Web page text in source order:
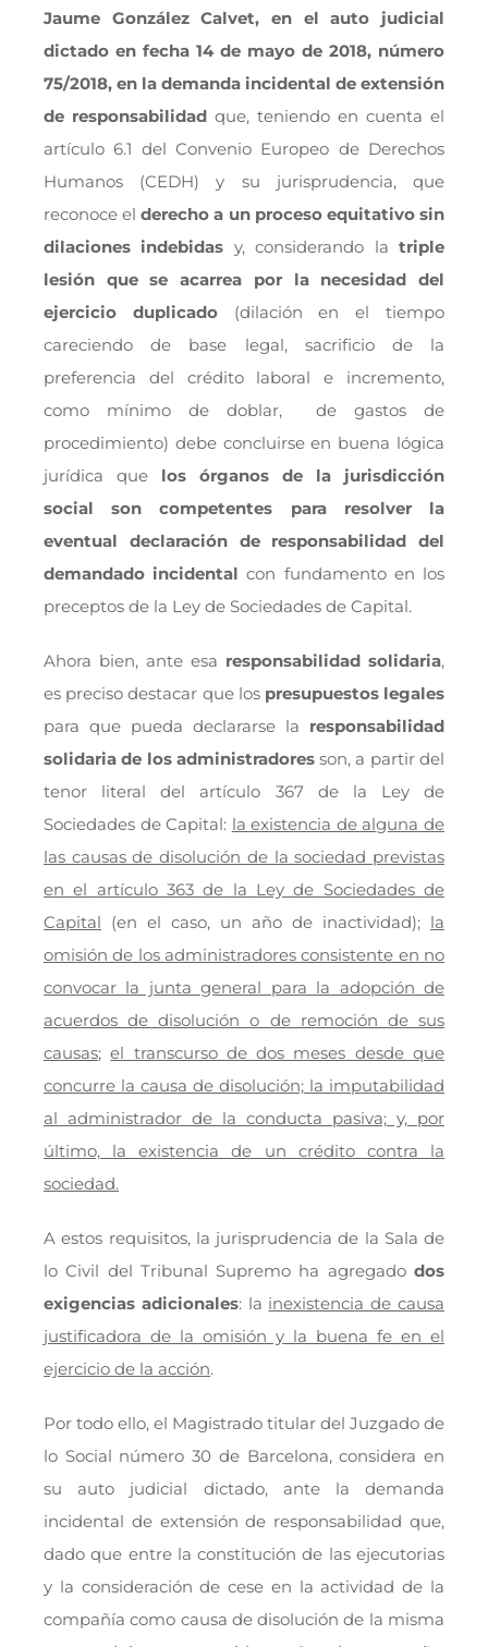
Jaume González Calvet, en el auto judicial
dictado en fecha 14 de mayo de 2018, número
75/2018, en la demanda incidental de extensión
de responsabilidad que, teniendo en cuenta el
artículo 6.1 del Convenio Europeo de Derechos
Humanos (CEDH) y su jurisprudencia, que
reconoce elderecho a un proceso equitativo sin
dilaciones indebidas y, considerando latriple
lesión que se acarrea por la necesidad del
ejercicio duplicado(dilación en el tiempo
careciendo de base legal, sacrificio de la
preferencia del crédito laboral e incremento,
como mínimo de doblar, de gastos de
procedimiento) debe concluirse en buena lógica
jurídica que los órganos de la jurisdicción
social son competentes para resolver la
eventual declaración de responsabilidad del
demandado incidental con fundamento en los
preceptos de la Ley de Sociedades de Capital.
Ahora bien, ante esa responsabilidad solidaria,
es preciso destacar que los presupuestos legales
para que pueda declararse la responsabilidad
solidaria de los administradoresson, a partir del
tenor literal del artículo 367 de la Ley de
Sociedades de Capital: la existencia de alguna de
las causas de disolución de la sociedad previstas
en el artículo 363 de la Ley de Sociedades de
Capital (en el caso, un año de inactividad); la
omisión de los administradores consistente en no
convocar la junta general para la adopción de
acuerdos de disolución o de remoción de sus
causas;el transcurso de dos meses desde que
concurre la causa de disolución; la imputabilidad
al administrador de la conducta pasiva; y, por
último, la existencia de un crédito contra la
sociedad.
A estos requisitos, la jurisprudencia de la Sala de
lo Civil del Tribunal Supremo ha agregado dos
exigencias adicionales: la inexistencia de causa
justificadora de la omisión y la buena fe en el
ejercicio de la acción.
Por todo ello, el Magistrado titular del Juzgado de
lo Social número 30 de Barcelona, considera en
su auto judicial dictado, ante la demanda
incidental de extensión de responsabilidad que,
dado que entre la constitución de las ejecutorias
y la consideración de cese en la actividad de la
compañía como causa de disolución de la misma